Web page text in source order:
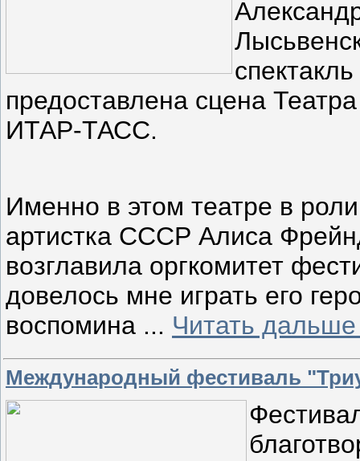
предоставлена сцена
ИТАР-ТАСС.
Именно в этом театре в
артистка СССР Алиса
возглавила оргкомитет
довелось мне играть его
воспомина ... Читать
Международный фестиваль